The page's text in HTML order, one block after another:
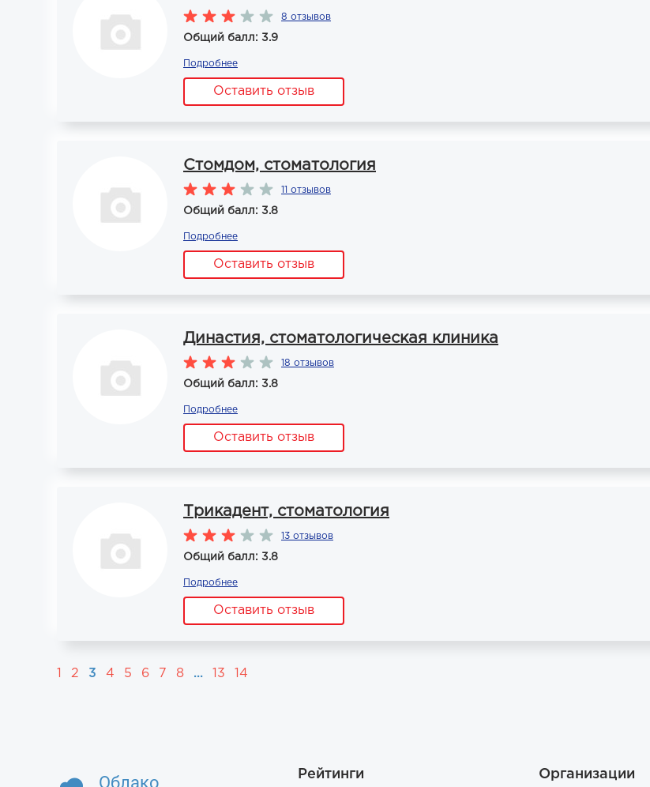
8 отзывов
Общий балл: 3.9
Подробнее
Оставить отзыв
Стомдом, стоматология
11 отзывов
Общий балл: 3.8
Подробнее
Оставить отзыв
Династия, стоматологическая клиника
18 отзывов
Общий балл: 3.8
Подробнее
Оставить отзыв
Трикадент, стоматология
13 отзывов
Общий балл: 3.8
Подробнее
Оставить отзыв
2 3 4 5 6 7 8 ... 13 14
Облако Рейтинги Организации